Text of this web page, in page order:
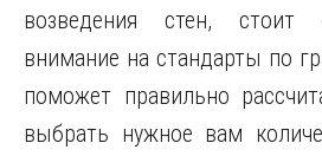
возведения стен, стоит
внимание на стандарты по
поможет правильно
выбрать нужное вам